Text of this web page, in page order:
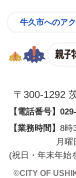
牛久市へのア
〒300-1292
【電話番号】
【業務時間】 8時
月曜
(祝日・年末年始
©CITY OF